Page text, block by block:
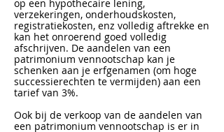
op een hypothecaire lening,
verzekeringen, onderhoudskosten,
registratiekosten, enz volledig aftrekke en
kan het onroerend goed volledig
afschrijven. De aandelen van een
patrimonium vennootschap kan je
schenken aan je erfgenamen (om hoge
successierechten te vermijden) aan een
tarief van 3%.
Ook bij de verkoop van de aandelen van
een patrimonium vennootschap is er in